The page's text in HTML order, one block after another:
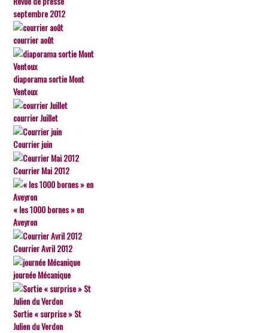
septembre 2012
courrier août
diaporama sortie Mont
Ventoux
courrier Juillet
Courrier juin
Courrier Mai 2012
« les 1000 bornes » en
Aveyron
Courrier Avril 2012
journée Mécanique
Sortie « surprise » St
Julien du Verdon